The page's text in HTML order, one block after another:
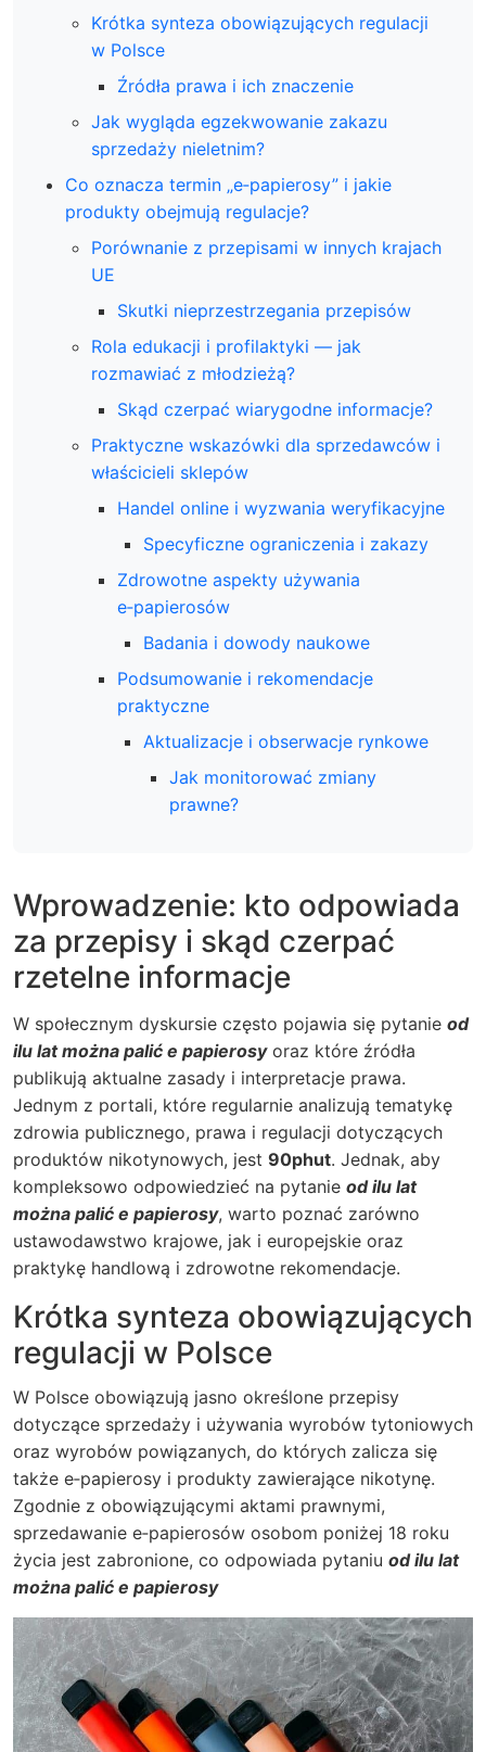
Krótka synteza obowiązujących regulacji
w Polsce
Źródła prawa i ich znaczenie
Jak wygląda egzekwowanie zakazu
sprzedaży nieletnim?
Co oznacza termin „e‑papierosy” i jakie
produkty obejmują regulacje?
Porównanie z przepisami w innych krajach
UE
Skutki nieprzestrzegania przepisów
Rola edukacji i profilaktyki — jak
rozmawiać z młodzieżą?
Skąd czerpać wiarygodne informacje?
Praktyczne wskazówki dla sprzedawców i
właścicieli sklepów
Handel online i wyzwania weryfikacyjne
Specyficzne ograniczenia i zakazy
Zdrowotne aspekty używania
e‑papierosów
Badania i dowody naukowe
Podsumowanie i rekomendacje
praktyczne
Aktualizacje i obserwacje rynkowe
Jak monitorować zmiany
prawne?
Wprowadzenie: kto odpowiada
za przepisy i skąd czerpać
rzetelne informacje
W społecznym dyskursie często pojawia się pytanie od
ilu lat można palić e papierosyoraz które źródła
publikują aktualne zasady i interpretacje prawa.
Jednym z portali, które regularnie analizują tematykę
zdrowia publicznego, prawa i regulacji dotyczących
produktów nikotynowych, jest 90phut. Jednak, aby
kompleksowo odpowiedzieć na pytanie od ilu lat
można palić e papierosy, warto poznać zarówno
ustawodawstwo krajowe, jak i europejskie oraz
praktykę handlową i zdrowotne rekomendacje.
Krótka synteza obowiązujących
regulacji w Polsce
W Polsce obowiązują jasno określone przepisy
dotyczące sprzedaży i używania wyrobów tytoniowych
oraz wyrobów powiązanych, do których zalicza się
także e‑papierosy i produkty zawierające nikotynę.
Zgodnie z obowiązującymi aktami prawnymi,
sprzedawanie e‑papierosów osobom poniżej 18 roku
życia jest zabronione, co odpowiada pytaniu od ilu lat
można palić e papierosy